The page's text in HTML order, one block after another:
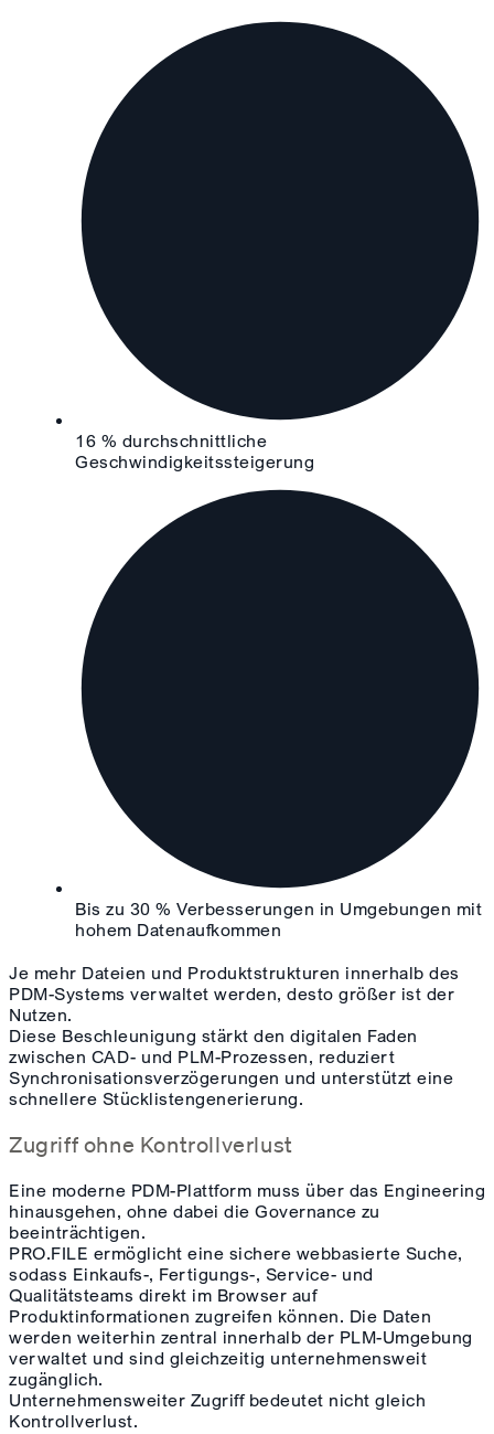
16 % durchschnittliche
Geschwindigkeitssteigerung
Bis zu 30 % Verbesserungen in Umgebungen mit
hohem Datenaufkommen
Je mehr Dateien und Produktstrukturen innerhalb des
PDM-Systems verwaltet werden, desto größer ist der
Nutzen.
Diese Beschleunigung stärkt den digitalen Faden
zwischen CAD- und PLM-Prozessen, reduziert
Synchronisationsverzögerungen und unterstützt eine
schnellere Stücklistengenerierung.
Zugriff ohne Kontrollverlust
Eine moderne PDM-Plattform muss über das Engineering
hinausgehen, ohne dabei die Governance zu
beeinträchtigen.
PRO.FILE ermöglicht eine sichere webbasierte Suche,
sodass Einkaufs-, Fertigungs-, Service- und
Qualitätsteams direkt im Browser auf
Produktinformationen zugreifen können. Die Daten
werden weiterhin zentral innerhalb der PLM-Umgebung
verwaltet und sind gleichzeitig unternehmensweit
zugänglich.
Unternehmensweiter Zugriff bedeutet nicht gleich
Kontrollverlust.